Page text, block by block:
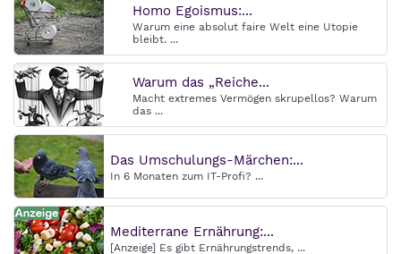
Homo Egoismus:...
Warum eine absolut faire Welt eine Utopie
bleibt. ...
Warum das „Reiche...
Macht extremes Vermögen skrupellos? Warum
das ...
Das Umschulungs-Märchen:...
In 6 Monaten zum IT-Profi? ...
Mediterrane Ernährung:...
[Anzeige] Es gibt Ernährungstrends, ...